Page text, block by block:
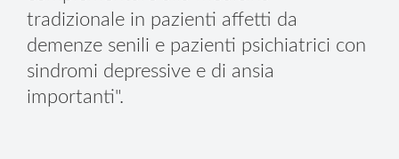
tradizionale in pazienti affetti da
demenze senili e pazienti psichiatrici con
sindromi depressive e di ansia
importanti".